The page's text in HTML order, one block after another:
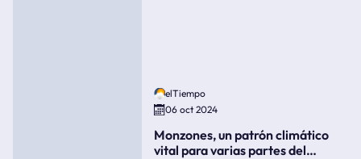
elTiempo
06 oct 2024
Monzones, un patrón climático
vital para varias partes del